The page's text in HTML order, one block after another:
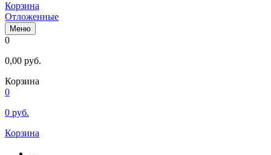
Корзина
Отложенные
Меню
0
0,00 руб.
Корзина
0
0 руб.
Корзина